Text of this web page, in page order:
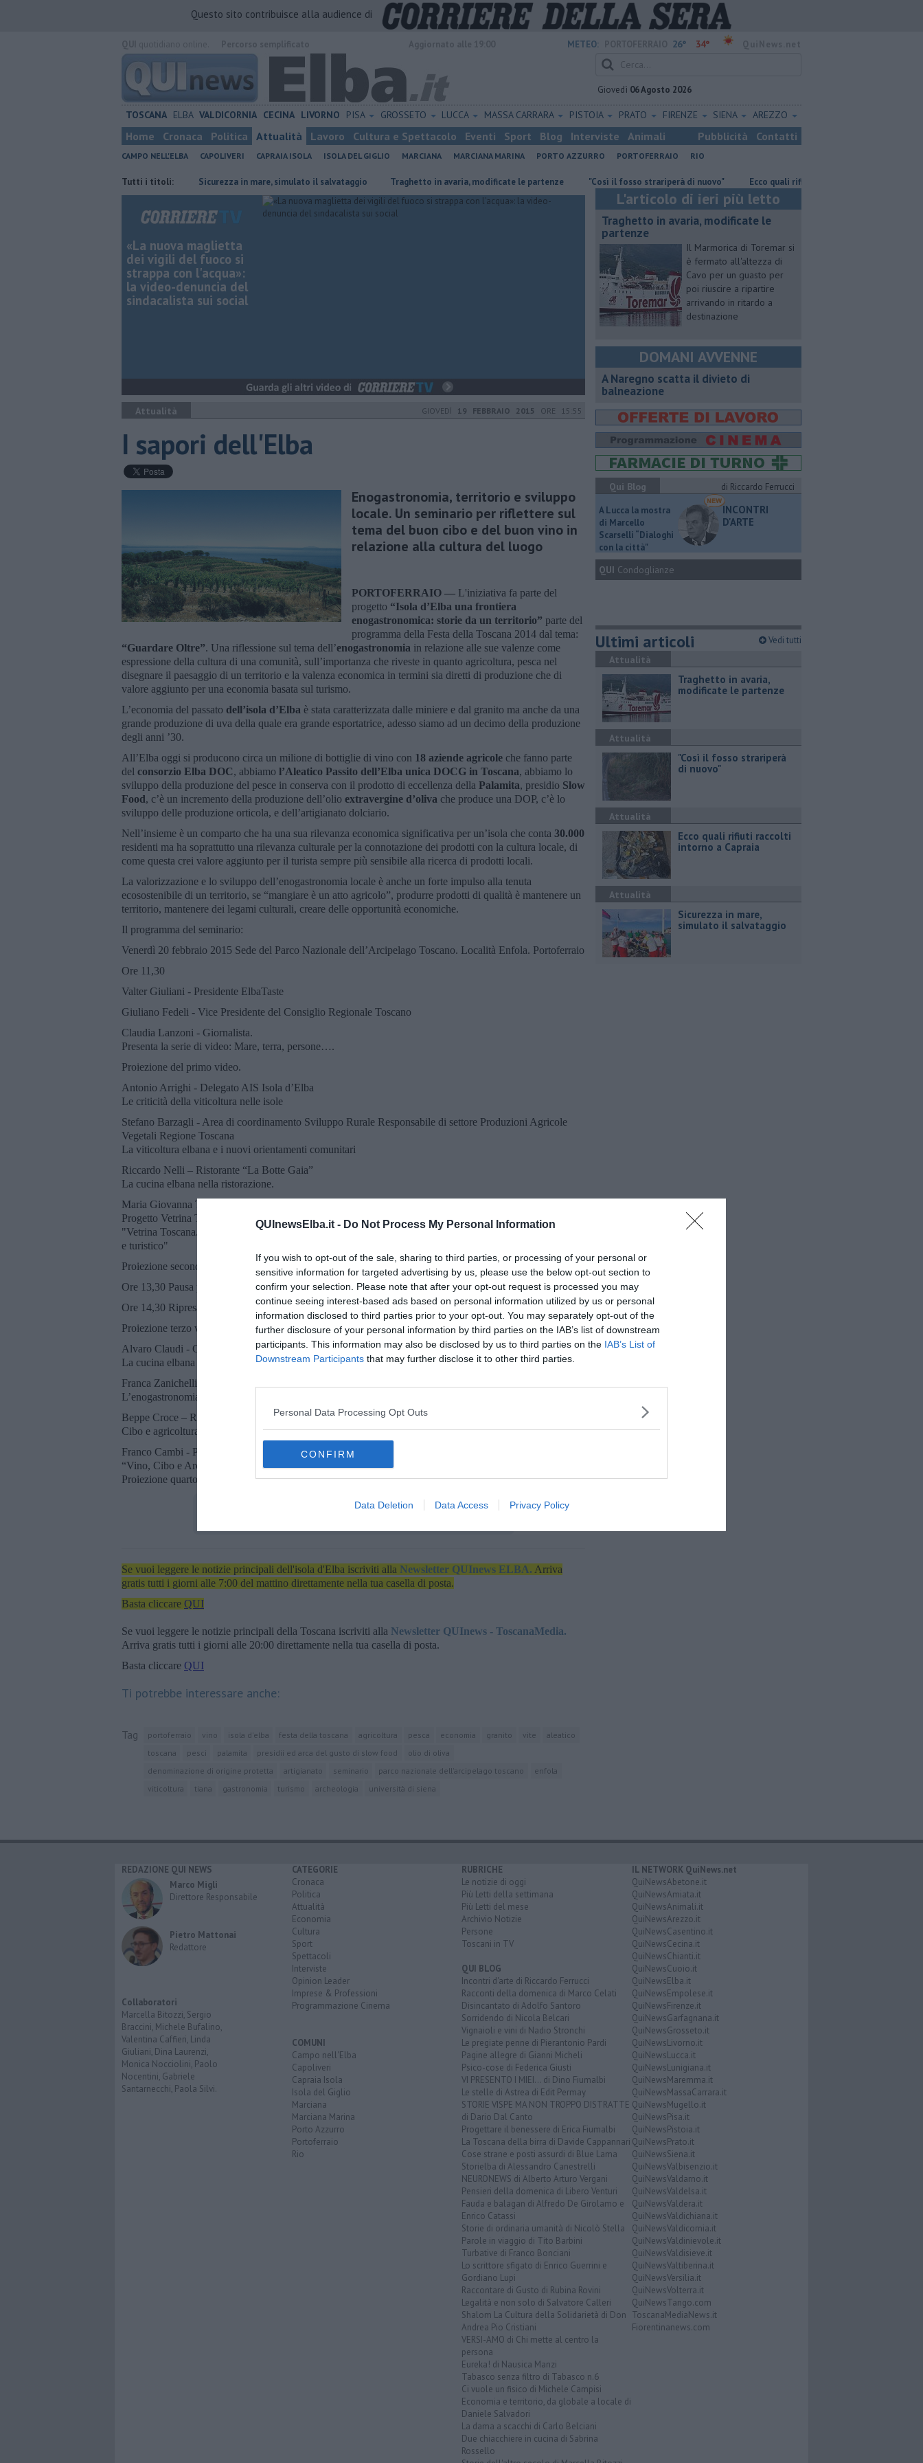
QUInewsElba.it - Do Not Process My Personal Information
If you wish to opt-out of the sale, sharing to third parties, or processing of your personal or
sensitive information for targeted advertising by us, please use the below opt-out section to
confirm your selection. Please note that after your opt-out request is processed you may
continue seeing interest-based ads based on personal information utilized by us or personal
information disclosed to third parties prior to your opt-out. You may separately opt-out of the
further disclosure of your personal information by third parties on the IAB’s list of downstream
participants. This information may also be disclosed by us to third parties on the IAB’s List of
Downstream Participants that may further disclose it to other third parties.
Personal Data Processing Opt Outs
CONFIRM
Data Deletion Data Access Privacy Policy
Questo sito contribuisce alla audience di
METEO: 26° 34°
Giovedì 06 Agosto 2026
TOSCANA ELBA VALDICORNIA CECINA LIVORNO PISA GROSSETO LUCCA MASSA CARRARA PISTOIA PRATO FIRENZE SIENA AREZZO
Home Cronaca Politica Attualità Lavoro Cultura e Spettacolo Eventi Sport Blog Interviste Animali Pubblicità Contatti
CAMPO NELL'ELBA CAPOLIVERI CAPRAIA ISOLA ISOLA DEL GIGLIO MARCIANA MARCIANA MARINA PORTO AZZURRO PORTOFERRAIO RIO
Tutti i titoli:
rifiuti raccolti intorno a Capraia Sicurezza in mare, simulato il salvataggio Traghetto in avaria, modificate le partenze "Così il fosso strariperà di nuovo" Ecco quali rifiuti raccolti intorno a Capraia
«La nuova maglietta
dei vigili del fuoco si
strappa con l'acqua»:
la video-denuncia del
sindacalista sui social
Attualità GIOVEDÌ 19 FEBBRAIO 2015 ORE 15:55
I sapori dell'Elba
Enogastronomia, territorio e sviluppo
locale. Un seminario per riflettere sul
tema del buon cibo e del buon vino in
relazione alla cultura del luogo
PORTOFERRAIO — L'iniziativa fa parte del
progetto “Isola d’Elba una frontiera
enogastronomica: storie da un territorio” parte del
programma della Festa della Toscana 2014 dal tema:
“Guardare Oltre”. Una riflessione sul tema dell’enogastronomia in relazione alle sue valenze come
espressione della cultura di una comunità, sull’importanza che riveste in quanto agricoltura, pesca nel
disegnare il paesaggio di un territorio e la valenza economica in termini sia diretti di produzione che di
valore aggiunto per una economia basata sul turismo.
L’economia del passato dell’isola d’Elba è stata caratterizzata dalle miniere e dal granito ma anche da una
grande produzione di uva della quale era grande esportatrice, adesso siamo ad un decimo della produzione
degli anni ’30.
All’Elba oggi si producono circa un milione di bottiglie di vino con 18 aziende agricole che fanno parte
del consorzio Elba DOC, abbiamo l’Aleatico Passito dell’Elba unica DOCG in Toscana, abbiamo lo
sviluppo della produzione del pesce in conserva con il prodotto di eccellenza della Palamita, presidio Slow
Food, c’è un incremento della produzione dell’olio extravergine d’oliva che produce una DOP, c’è lo
sviluppo delle produzione orticola, e dell’artigianato dolciario.
Nell’insieme è un comparto che ha una sua rilevanza economica significativa per un’isola che conta 30.000
residenti ma ha soprattutto una rilevanza culturale per la connotazione dei prodotti con la cultura locale, di
come questa crei valore aggiunto per il turista sempre più sensibile alla ricerca di prodotti locali.
La valorizzazione e lo sviluppo dell’enogastronomia locale è anche un forte impulso alla tenuta
ecosostenibile di un territorio, se “mangiare è un atto agricolo”, produrre prodotti di qualità è mantenere un
territorio, mantenere dei legami culturali, creare delle opportunità economiche.
Il programma del seminario:
Venerdì 20 febbraio 2015 Sede del Parco Nazionale dell’Arcipelago Toscano. Località Enfola. Portoferraio
Ore 11,30
Valter Giuliani - Presidente ElbaTaste
Giuliano Fedeli - Vice Presidente del Consiglio Regionale Toscano
Claudia Lanzoni - Giornalista.
Presenta la serie di video: Mare, terra, persone….
Proiezione del primo video.
Antonio Arrighi - Delegato AIS Isola d’Elba
Le criticità della viticoltura nelle isole
Stefano Barzagli - Area di coordinamento Sviluppo Rurale Responsabile di settore Produzioni Agricole
Vegetali Regione Toscana
La viticoltura elbana e i nuovi orientamenti comunitari
Riccardo Nelli – Ristorante “La Botte Gaia”
La cucina elbana nella ristorazione.
Maria Giovanna Tiana – Responsabile P.O. Internazionalizzazione - Promozione Economica e Promozione
Progetto Vetrina Toscana.
"Vetrina Toscana. Illustrazione del Progetto Integrato Strategico . Nuove opportunità di sviluppo territoriale
e turistico"
Proiezione secondo video
Ore 13,30 Pausa pranzo degustazioni specialità elbane
Ore 14,30 Ripresa lavori
Proiezione terzo video
Alvaro Claudi - Gastronomo, storico della cucina elbana.
La cucina elbana nella cultura popolare
Franca Zanichelli – Direttrice Parco Nazionale Arcipelago Toscano
L’enogastronomia nel percorso della Carta Europea del Turismo Sostenibile
Beppe Croce – Responsabile Agricoltura Legambiente
Cibo e agricoltura.
Franco Cambi - Professore di Metodologia della ricerca archeologica dell’Università di Siena
“Vino, Cibo e Archeologia” una esperienza elbana
Proiezione quarto video
Se vuoi leggere le notizie principali dell'isola d'Elba iscriviti alla Newsletter QUInews ELBA. Arriva
gratis tutti i giorni alle 7:00 del mattino direttamente nella tua casella di posta.
Basta cliccare QUI
Se vuoi leggere le notizie principali della Toscana iscriviti alla Newsletter QUInews - ToscanaMedia.
Arriva gratis tutti i giorni alle 20:00 direttamente nella tua casella di posta.
Basta cliccare QUI
Ti potrebbe interessare anche:
Tag portoferraio vino isola d'elba festa della toscana agricoltura pesca economia granito vite
aleatico
toscana
pesci palamita presidii ed arca del gusto di slow food
olio di oliva
denominazione di origine protetta
artigianato seminario parco nazionale dell'arcipelago toscano
enfola
viticoltura
tiana gastronomia turismo archeologia università di siena
L'articolo di ieri più letto
Traghetto in avaria, modificate le
partenze
Il Marmorica di Toremar si
è fermato all'altezza di
Cavo per un guasto per
poi riuscire a ripartire
arrivando in ritardo a
destinazione
DOMANI AVVENNE
A Naregno scatta il divieto di
balneazione
Qui Blog
di Riccardo Ferrucci
A Lucca la mostra
di Marcello
Scarselli “Dialoghi
con la città"
INCONTRI
D'ARTE
QUI Condoglianze
Ultimi articoli Vedi tutti
Attualità
Traghetto in avaria,
modificate le partenze
Attualità
"Così il fosso strariperà
di nuovo"
Attualità
Ecco quali rifiuti raccolti
intorno a Capraia
Attualità
Sicurezza in mare,
simulato il salvataggio
REDAZIONE QUI NEWS
Marco Migli
Direttore Responsabile
Pietro Mattonai
Redattore
Collaboratori
Marcella Bitozzi, Sergio
Braccini, Michele Bufalino,
Valentina Caffieri, Linda
Giuliani, Dina Laurenzi,
Monica Nocciolini, Paolo
Nocentini, Gabriele
Santarnecchi, Paola Silvi.
CATEGORIE
Cronaca
Politica
Attualità
Economia
Cultura
Sport
Spettacoli
Interviste
Opinion Leader
Imprese & Professioni
Programmazione Cinema
COMUNI
Campo nell'Elba
Capoliveri
Capraia Isola
Isola del Giglio
Marciana
Marciana Marina
Porto Azzurro
Portoferraio
Rio
RUBRICHE
Le notizie di oggi
Più Letti della settimana
Più Letti del mese
Archivio Notizie
Persone
Toscani in TV
QUI BLOG
Incontri d'arte di Riccardo Ferrucci
Racconti della domenica di Marco Celati
Disincantato di Adolfo Santoro
Sorridendo di Nicola Belcari
Vignaioli e vini di Nadio Stronchi
Le pregiate penne di Pierantonio Pardi
Pagine allegre di Gianni Micheli
Psico-cose di Federica Giusti
VI PRESENTO I MIEI... di Dino Fiumalbi
Le stelle di Astrea di Edit Permay
STORIE VISPE MA NON TROPPO DISTRATTE
di Dario Dal Canto
Progettare il benessere di Erica Fiumalbi
La Toscana della birra di Davide Cappannari
Cose strane e posti assurdi di Blue Lama
Storielba di Alessandro Canestrelli
NEURONEWS di Alberto Arturo Vergani
Pensieri della domenica di Libero Venturi
Fauda e balagan di Alfredo De Girolamo e
Enrico Catassi
Storie di ordinaria umanità di Nicolò Stella
Parole in viaggio di Tito Barbini
Turbative di Franco Bonciani
Lo scrittore sfigato di Enrico Guerrini e
Gordiano Lupi
Raccontare di Gusto di Rubina Rovini
Legalità e non solo di Salvatore Calleri
Shalom La Cultura della Solidarietà di Don
Andrea Pio Cristiani
VERSI-AMO di Chi mette al centro la
persona
Eureka! di Nausica Manzi
Tabasco senza filtro di Tabasco n.6
Ci vuole un fisico di Michele Campisi
Economia e territorio, da globale a locale di
Daniele Salvadori
La dama a scacchi di Carlo Belciani
Due chiacchiere in cucina di Sabrina
Rossello
IL NETWORK QuiNews.net
QuiNewsAbetone.it
QuiNewsAmiata.it
QuiNewsAnimali.it
QuiNewsArezzo.it
QuiNewsCasentino.it
QuiNewsCecina.it
QuiNewsChianti.it
QuiNewsCuoio.it
QuiNewsElba.it
QuiNewsEmpolese.it
QuiNewsFirenze.it
QuiNewsGarfagnana.it
QuiNewsGrosseto.it
QuiNewsLivorno.it
QuiNewsLucca.it
QuiNewsLunigiana.it
QuiNewsMaremma.it
QuiNewsMassaCarrara.it
QuiNewsMugello.it
QuiNewsPisa.it
QuiNewsPistoia.it
QuiNewsPrato.it
QuiNewsSiena.it
QuiNewsValbisenzio.it
QuiNewsValdarno.it
QuiNewsValdelsa.it
QuiNewsValdera.it
QuiNewsValdichiana.it
QuiNewsValdicornia.it
QuiNewsValdinievole.it
QuiNewsValdisieve.it
QuiNewsValtiberina.it
QuiNewsVersilia.it
QuiNewsVolterra.it
QuiNewsTango.com
ToscanaMediaNews.it
Fiorentinanews.com